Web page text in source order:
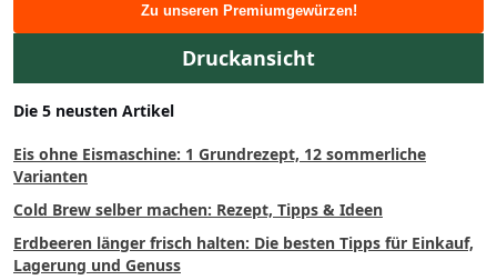
Zu unseren Premiumgewürzen!
Druckansicht
Die 5 neusten Artikel
Eis ohne Eismaschine: 1 Grundrezept, 12 sommerliche
Varianten
Cold Brew selber machen: Rezept, Tipps & Ideen
Erdbeeren länger frisch halten: Die besten Tipps für Einkauf,
Lagerung und Genuss